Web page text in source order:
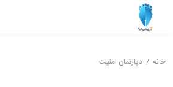
خانه دپارتمان امنیت